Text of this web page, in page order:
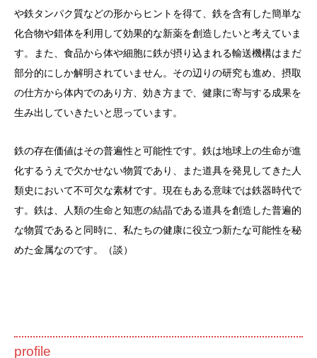
や鉄タンパク質などの形からヒントを得て、鉄を含有した簡単な
化合物や錯体を利用して効果的な新薬を創造したいと考えていま
す。また、食品から体や細胞に鉄が摂り込まれる輸送機構はまだ
部分的にしか解明されていません。その辺りの研究も進め、摂取
の仕方から体内でのあり方、効き方まで、健康に寄与する成果を
生み出していきたいと思っています。
鉄の存在価値はその普遍性と可能性です。鉄は地球上の生命が進
化するうえで欠かせない物質であり、また道具を発見してきた人
類史において不可欠な素材です。現在もある意味では鉄器時代で
す。鉄は、人類の生命と知恵の結晶である道具を創造した普遍的
な物質であると同時に、私たちの健康に役立つ新たな可能性を秘
めた金属なのです。（談）
profile